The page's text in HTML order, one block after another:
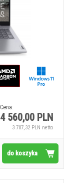
Cena:
4 560,00 PLN
3 707,32 PLN netto
do koszyka